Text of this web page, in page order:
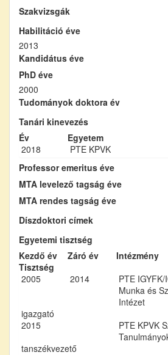
Szakvizsgák
Habilitáció éve
2013
Kandidátus éve
PhD éve
2000
Tudományok doktora év
Tanári kinevezés
Év
Egyetem
2018
PTE KPVK
Professor emeritus éve
MTA levelező tagság éve
MTA rendes tagság éve
Díszdoktori címek
Egyetemi tisztség
Kezdő év
Záró év
Intézmény
Tisztség
2005
2014
PTE
Munka és
Intézet
igazgató
2015
PTE KPVK
tanszékvezető